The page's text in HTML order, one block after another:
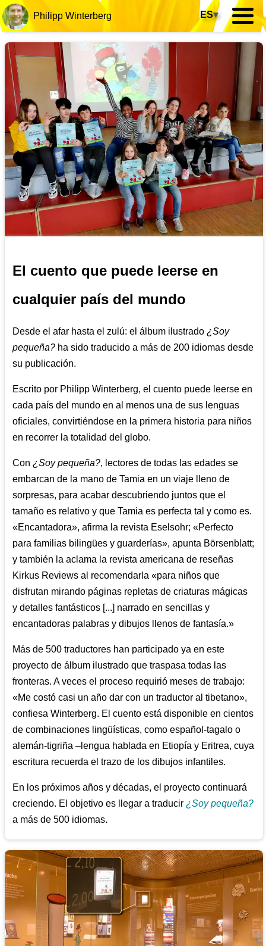
Philipp Winterberg ES▾
El cuento que puede leerse en
cualquier país del mundo
Desde el afar hasta el zulú: el álbum ilustrado¿Soy
pequeña? ha sido traducido a más de 200 idiomas desde
su publicación.
Escrito por Philipp Winterberg, el cuento puede leerse en
cada país del mundo en al menos una de sus lenguas
oficiales, convirtiéndose en la primera historia para niños
en recorrer la totalidad del globo.
Con¿Soy pequeña?, lectores de todas las edades se
embarcan de la mano de Tamia en un viaje lleno de
sorpresas, para acabar descubriendo juntos que el
tamaño es relativo y que Tamia es perfecta tal y como es.
«Encantadora», afirma la revista Eselsohr; «Perfecto
para familias bilingües y guarderías», apunta Börsenblatt;
y también la aclama la revista americana de reseñas
Kirkus Reviews al recomendarla «para niños que
disfrutan mirando páginas repletas de criaturas mágicas
y detalles fantásticos [...] narrado en sencillas y
encantadoras palabras y dibujos llenos de fantasía.»
Más de 500 traductores han participado ya en este
proyecto de álbum ilustrado que traspasa todas las
fronteras. A veces el proceso requirió meses de trabajo:
«Me costó casi un año dar con un traductor al tibetano»,
confiesa Winterberg. El cuento está disponible en cientos
de combinaciones lingüísticas, como español-tagalo o
alemán-tigriña –lengua hablada en Etiopía y Eritrea, cuya
escritura recuerda el trazo de los dibujos infantiles.
En los próximos años y décadas, el proyecto continuará
creciendo. El objetivo es llegar a traducir¿Soy pequeña?
a más de 500 idiomas.